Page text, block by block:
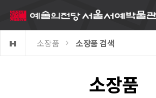
전체메뉴
소장품 소장품 검색
소장품